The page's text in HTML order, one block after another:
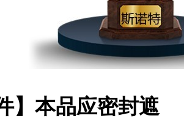
】本品应密封遮